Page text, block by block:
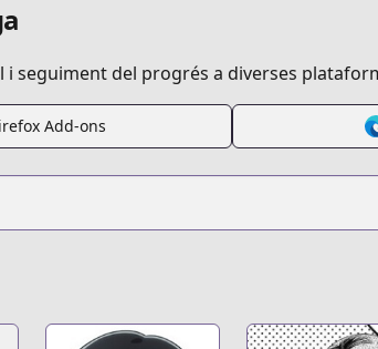
seguiment del progrés a diverses
Add-ons